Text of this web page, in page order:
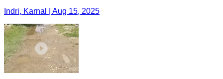
Indri, Karnal | Aug 15, 2025